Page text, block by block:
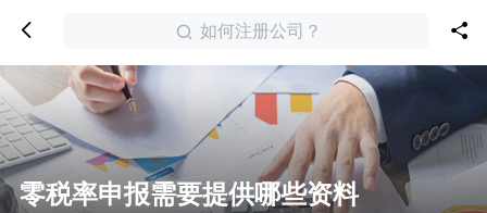
如何注册公司？
零税率申报需要提供哪些资料